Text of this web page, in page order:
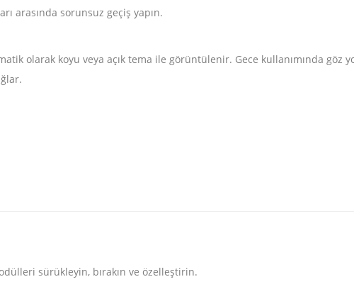
arasında sorunsuz geçiş yapın.
olarak koyu veya açık tema ile görüntülenir. Gece kullanımında göz
sürükleyin, bırakın ve özelleştirin.